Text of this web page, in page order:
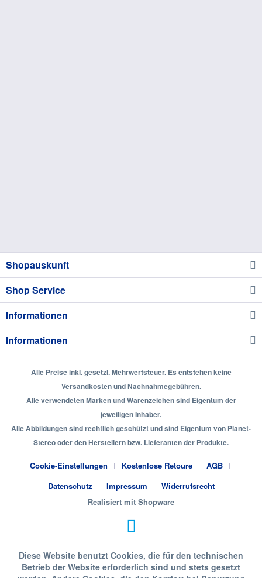
Shopauskunft
Shop Service
Informationen
Informationen
Alle Preise inkl. gesetzl. Mehrwertsteuer. Es entstehen keine
Versandkosten und Nachnahmegebühren.
Alle verwendeten Marken und Warenzeichen sind Eigentum der
jeweiligen Inhaber.
Alle Abbildungen sind rechtlich geschützt und sind Eigentum von Planet-
Stereo oder den Herstellern bzw. Lieferanten der Produkte.
Cookie-Einstellungen Kostenlose Retoure
AGB
Datenschutz
Impressum
Widerrufsrecht
Realisiert mit Shopware
Diese Website benutzt Cookies, die für den technischen
Betrieb der Website erforderlich sind und stets gesetzt